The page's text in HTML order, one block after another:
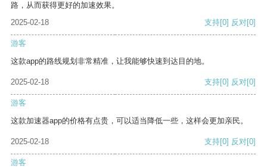
路，从而获得更好的加速效果。
2025-02-18
支持[0] 反对[0]
游客
这款app的路线规划非常精准，让我能够快速到达目的地。
2025-02-18 支持[0] 反对[0]
游客
这款加速器app的价格有点贵，可以适当降低一些，这样会更加亲民。
2025-02-18 支持[0] 反对[0]
游客